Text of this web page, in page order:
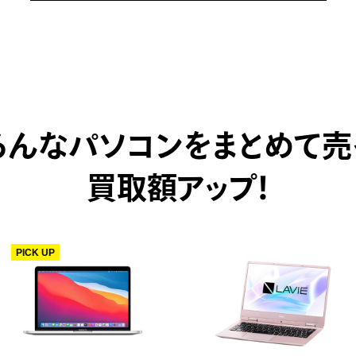
んなパソコンをまとめて売
買取額アップ！
PICK UP